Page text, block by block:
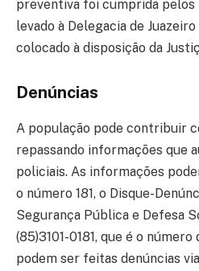
preventiva foi cumprida pelos
levado à Delegacia de
colocado à disposição da
Denúncias
A população pode contribuir
repassando informações que
policiais. As informações
o número 181, o Disque-
Segurança Pública e Defesa
(85)3101-0181, que é o
podem ser feitas denúncias